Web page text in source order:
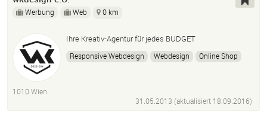
Werbung Web 0 km
Ihre Kreativ-Agentur für jedes BUDGET
Responsive Webdesign Webdesign
Online Shop
Adobe Creative-Suite Cc
1010 Wien
31.05.2013 (aktualisiert 18.09.2016)